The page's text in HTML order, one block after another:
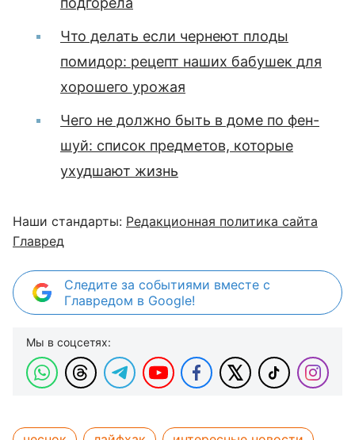
Что делать если чернеют плоды
помидор: рецепт наших бабушек для
хорошего урожая
Чего не должно быть в доме по фен-
шуй: список предметов, которые
ухудшают жизнь
Наши стандарты: Редакционная политика сайта
Главред
Следите за событиями вместе с
Главредом в Google!
Мы в соцсетях: